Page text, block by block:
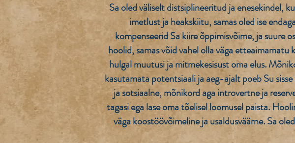
Sa oled väliselt distsiplineeritud ja enesekindel,
imetlust ja heakskiitu, samas oled ise
kompenseerid Sa kiire õppimisvõime, ja suure
hoolid, samas võid vahel olla väga
hulgal muutusi ja mitmekesisust oma elus.
kasutamata potentsiaali ja aeg-ajalt poeb Su
ja sotsiaalne, mõnikord aga introvertne ja
tagasi ega lase oma tõelisel loomusel paista.
väga koostöövõimeline ja usaldusväärne. Sa